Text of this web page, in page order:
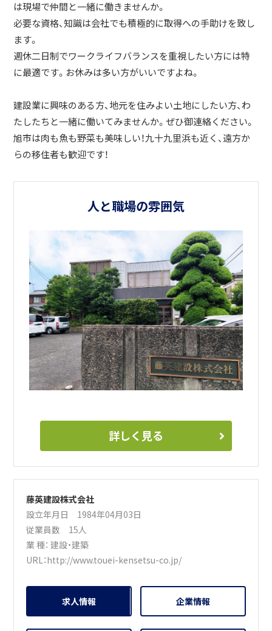
は現場で仲間と一緒に働きませんか。
必要な資格、知識は会社でも積極的に取得への手助けを致し
ます。
週休二日制でワークライフバランスを重視したい方には特
に最適です。お休みは多い方がいいですよね。
建設業に興味のある方、地元を住みよい土地にしたい方、わ
たしたちと一緒に働いてみませんか。ぜひ御連絡ください。
旭市は肉も魚も野菜も美味しい！九十九里浜も近く、遠方か
らの移住者も歓迎です！
人と職場の雰囲気
詳しく見る
藤英建設株式会社
設立年月日 1984年04月03日
従業員数 15人
業 種：建設・建築
URL：http://www.touei-kensetsu-co.jp/
求人情報 企業情報